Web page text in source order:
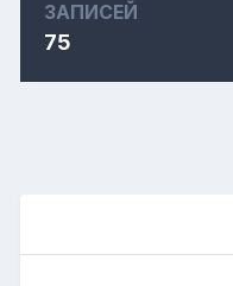
ЗАПИСЕЙ
75